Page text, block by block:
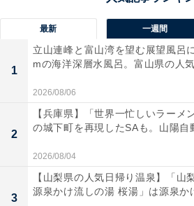
最新 一週間
1
立山連峰と富山湾を望む展望風呂
mの海洋深層水風呂。富山県の人
2026/08/06
2
【兵庫県】「世界一忙しいラーメ
の城下町を再現したSAも。山陽自
2026/08/04
3
【山梨県の人気日帰り温泉】「山
源泉かけ流しの湯 桜湯」は源泉か